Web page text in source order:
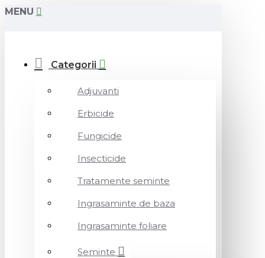
MENU
Categorii
Adjuvanti
Erbicide
Fungicide
Insecticide
Tratamente seminte
Ingrasaminte de baza
Ingrasaminte foliare
Seminte